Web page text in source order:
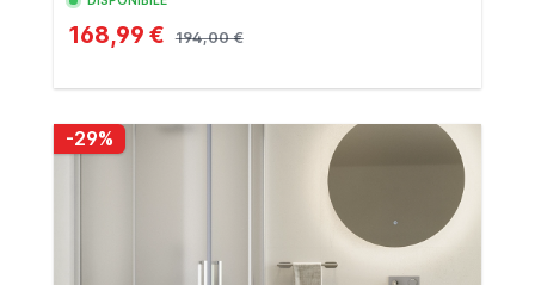
168,99 € 194,00 €
-29%